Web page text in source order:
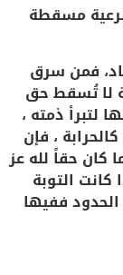
مسقطة
فمن سرق
لا تُسقط حق
لتبرأ ذمته ،
، فإن
كان حقاً لله عز
التوبة
الحدود ففيها